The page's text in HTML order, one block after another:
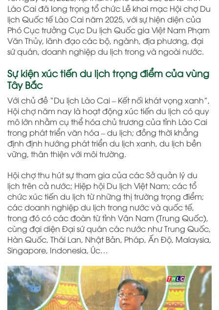
Lào Cai đã long trọng tổ chức Lễ khai mạc Hội chợ Du
lịch Quốc tế Lào Cai năm 2025, với sự hiện diện của
Phó Cục trưởng Cục Du lịch Quốc gia Việt Nam Phạm
Văn Thủy, lãnh đạo các bộ, ngành, địa phương, đại
sứ quán, doanh nghiệp du lịch trong và ngoài nước.
Sự kiện xúc tiến du lịch trọng điểm của vùng
Tây Bắc
Với chủ đề “Du lịch Lào Cai – Kết nối khát vọng xanh”,
Hội chợ năm nay là hoạt động xúc tiến du lịch có quy
mô lớn nhằm cụ thể hóa chủ trương của tỉnh Lào Cai
trong phát triển văn hóa – du lịch; đồng thời khẳng
định định hướng phát triển du lịch xanh, du lịch bền
vững, thân thiện với môi trường.
Hội chợ thu hút sự tham gia của các Sở quản lý du
lịch trên cả nước; Hiệp hội Du lịch Việt Nam; các tổ
chức xúc tiến du lịch từ những thị trường trọng điểm;
các doanh nghiệp du lịch trong nước và quốc tế,
trong đó có các đoàn từ tỉnh Vân Nam (Trung Quốc),
cùng đại diện Đại sứ quán các nước như Trung Quốc,
Hàn Quốc, Thái Lan, Nhật Bản, Pháp, Ấn Độ, Malaysia,
Singapore, Indonesia, Úc…